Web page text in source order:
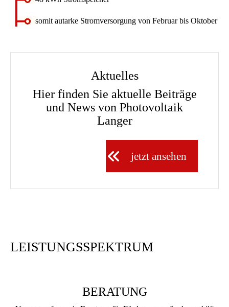
somit autarke Stromversorgung von Februar bis Oktober
Aktuelles
Hier finden Sie aktuelle Beiträge
und News von Photovoltaik
Langer
jetzt ansehen
LEISTUNGSSPEKTRUM
BERATUNG